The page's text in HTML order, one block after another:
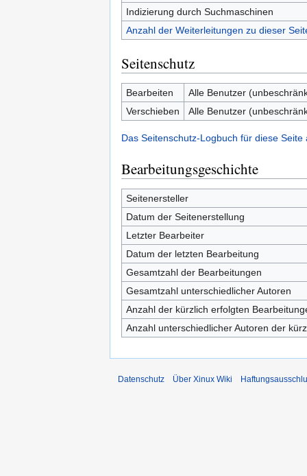
Indizierung durch Suchmaschinen
Anzahl der Weiterleitungen zu dieser
Seitenschutz
Bearbeiten
Alle Benutzer
Verschieben
Alle Benutzer
Das Seitenschutz-Logbuch für diese Seite
Bearbeitungsgeschichte
Seitenersteller
Datum der Seitenerstellung
Letzter Bearbeiter
Datum der letzten Bearbeitung
Gesamtzahl der Bearbeitungen
Gesamtzahl unterschiedlicher Autoren
Anzahl der kürzlich erfolgten
Anzahl unterschiedlicher Autoren der
Datenschutz Über Xinux Wiki